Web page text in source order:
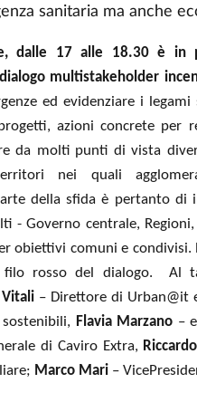
sanitaria ma anche
dalle 17 alle 18.30 è in
dialogo multistakeholder
ed evidenziare i
azioni concrete
da molti punti di vista
nei quali
della sfida è pertanto di
- Governo centrale,
obiettivi comuni e condivisi.
rosso del dialogo. Al
– Direttore di Urban@it
Flavia Marzano –
di Caviro Extra,
Marco Mari –